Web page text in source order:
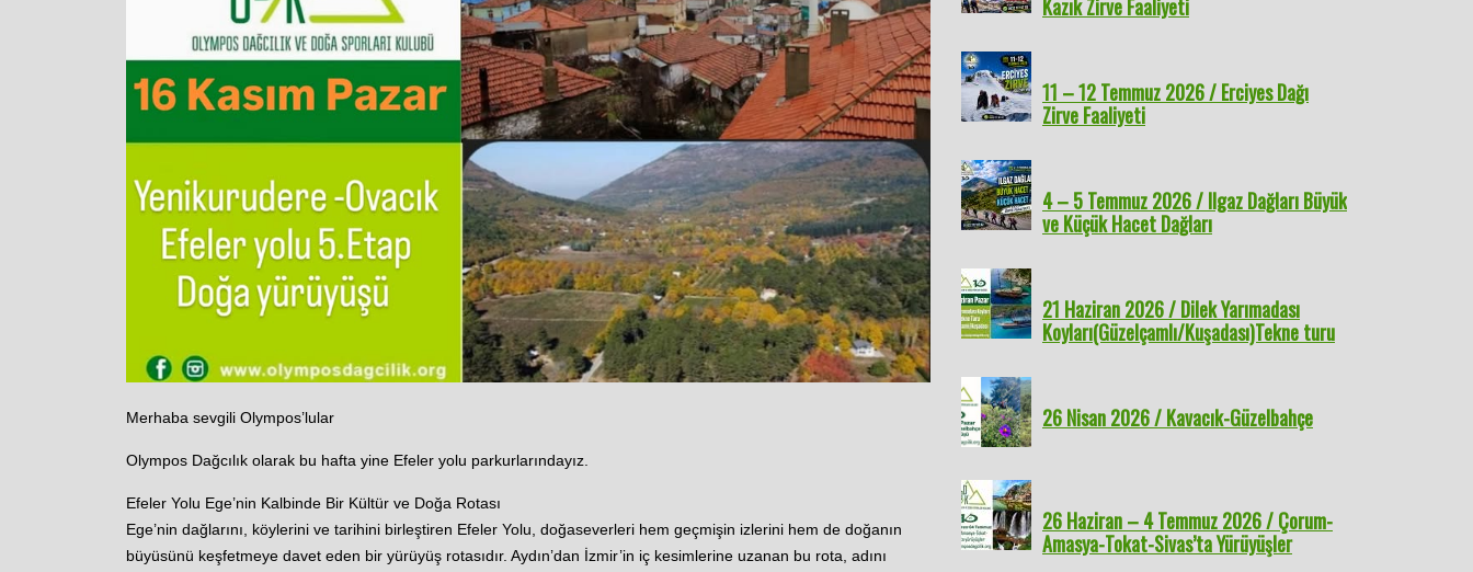
Merhaba sevgili Olympos’lular
Olympos Dağcılık olarak bu hafta yine Efeler yolu parkurlarındayız.
Efeler Yolu Ege’nin Kalbinde Bir Kültür ve Doğa Rotası
Ege’nin dağlarını, köylerini ve tarihini birleştiren Efeler Yolu, doğaseverleri hem geçmişin izlerini hem de doğanın
büyüsünü keşfetmeye davet eden bir yürüyüş rotasıdır. Aydın’dan İzmir’in iç kesimlerine uzanan bu rota, adını
Kazık Zirve Faaliyeti
11 – 12 Temmuz 2026 / Erciyes Dağı
Zirve Faaliyeti
4 – 5 Temmuz 2026 / Ilgaz Dağları Büyük
ve Küçük Hacet Dağları
21 Haziran 2026 / Dilek Yarımadası
Koyları(Güzelçamlı/Kuşadası)Tekne turu
26 Nisan 2026 / Kavacık-Güzelbahçe
26 Haziran – 4 Temmuz 2026 / Çorum-
Amasya-Tokat-Sivas’ta Yürüyüşler